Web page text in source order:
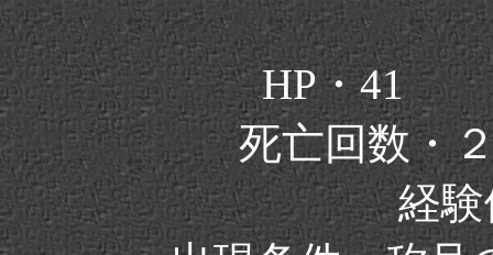
HP・41
死亡回数
経験